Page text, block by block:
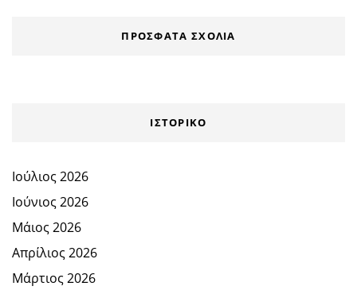
ΠΡΌΣΦΑΤΑ ΣΧΌΛΙΑ
ΙΣΤΟΡΙΚΌ
Ιούλιος 2026
Ιούνιος 2026
Μάιος 2026
Απρίλιος 2026
Μάρτιος 2026